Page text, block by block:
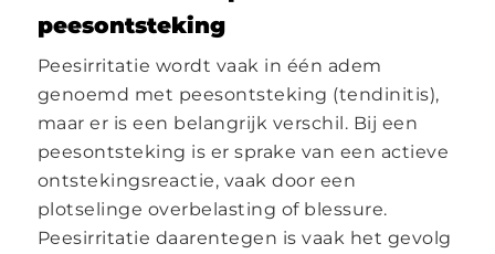
peesontsteking
Peesirritatie wordt vaak in één adem
genoemd met peesontsteking (tendinitis),
maar er is een belangrijk verschil. Bij een
peesontsteking is er sprake van een actieve
ontstekingsreactie, vaak door een
plotselinge overbelasting of blessure.
Peesirritatie daarentegen is vaak het gevolg